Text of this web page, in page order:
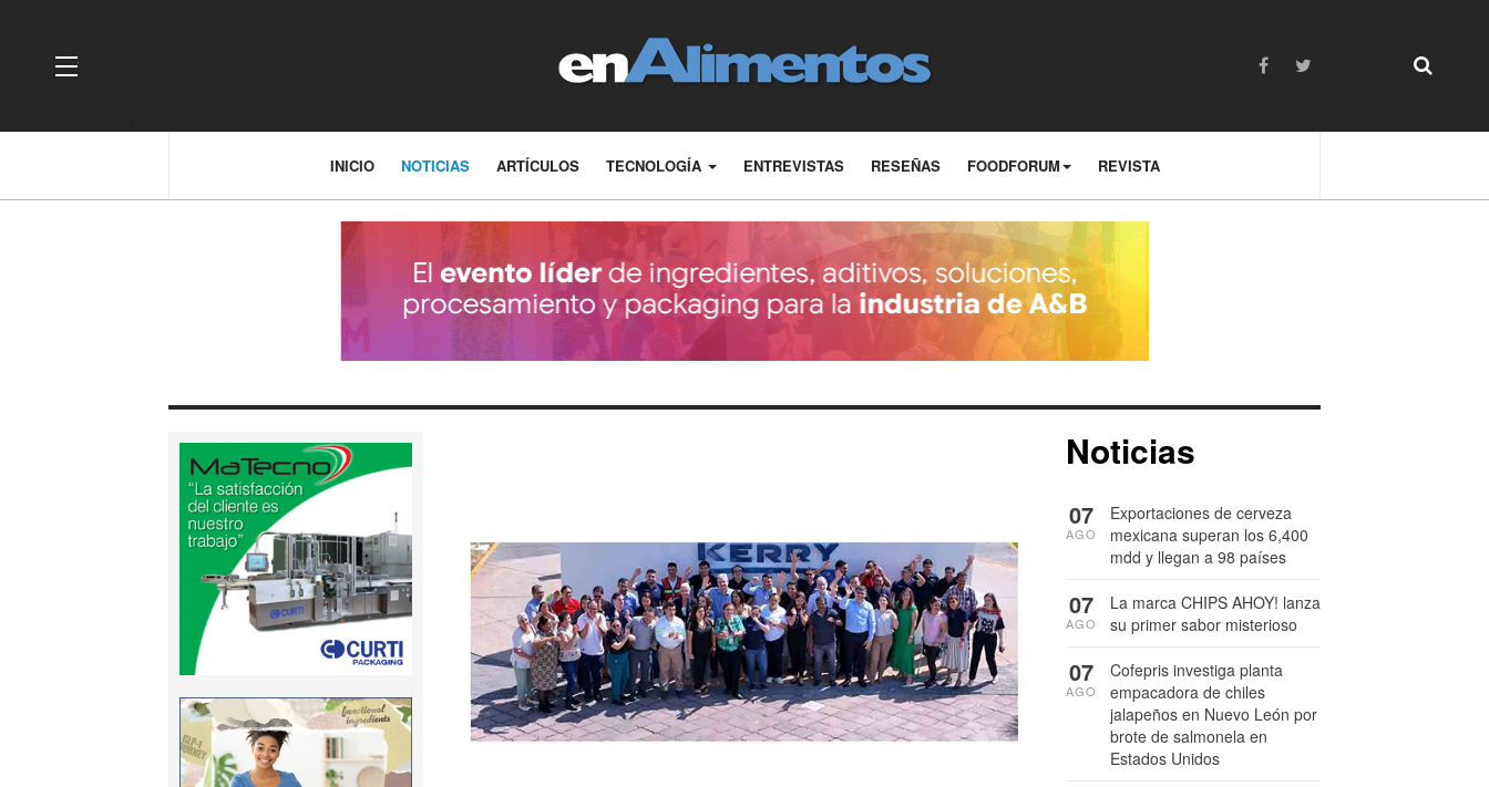
OFF CANVAS
INICIO NOTICIAS ARTÍCULOS TECNOLOGÍA ENTREVISTAS RESEÑAS FOODFORUM REVISTA
Noticias
Exportaciones de cerveza
mexicana superan los 6,400
mdd y llegan a 98 países
07
AGO
La marca CHIPS AHOY! lanza
su primer sabor misterioso
07
AGO
Cofepris investiga planta
empacadora de chiles
jalapeños en Nuevo León por
brote de salmonela en
Estados Unidos
07
AGO